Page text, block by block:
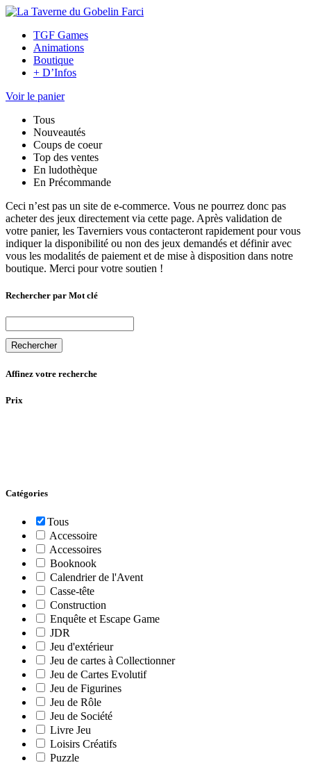
TGF Games
Animations
Boutique
+ D’Infos
Voir le panier
Tous
Nouveautés
Coups de coeur
Top des ventes
En ludothèque
En Précommande
Ceci n’est pas un site de e-commerce. Vous ne pourrez donc pas
acheter des jeux directement via cette page. Après validation de
votre panier, les Taverniers vous contacteront rapidement pour vous
indiquer la disponibilité ou non des jeux demandés et définir avec
vous les modalités de paiement et de mise à disposition dans notre
boutique. Merci pour votre soutien !
Rechercher par Mot clé
Rechercher
Affinez votre recherche
Prix
Catégories
Tous
Accessoire
Accessoires
Booknook
Calendrier de l'Avent
Casse-tête
Construction
Enquête et Escape Game
JDR
Jeu d'extérieur
Jeu de cartes à Collectionner
Jeu de Cartes Evolutif
Jeu de Figurines
Jeu de Rôle
Jeu de Société
Livre Jeu
Loisirs Créatifs
Puzzle